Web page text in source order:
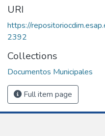
URI
https://
2392
Collections
Documentos Municipales
Full item page